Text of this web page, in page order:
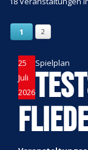
1 2
25
Juli
2026
Spielplan